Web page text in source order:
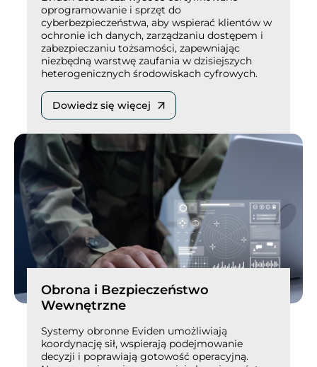
oprogramowanie i sprzęt do
cyberbezpieczeństwa, aby wspierać klientów w
ochronie ich danych, zarządzaniu dostępem i
zabezpieczaniu tożsamości, zapewniając
niezbędną warstwę zaufania w dzisiejszych
heterogenicznych środowiskach cyfrowych.
Dowiedz się więcej
Obrona i Bezpieczeństwo
Wewnętrzne
Systemy obronne Eviden umożliwiają
koordynację sił, wspierają podejmowanie
decyzji i poprawiają gotowość operacyjną.